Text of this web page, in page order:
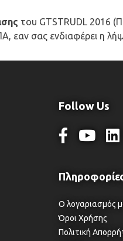
του GTSTRUDL 2016
εαν σας ενδιαφέρει η
Follow Us
Ο λογαριασμός
Όροι Χρήσης
Πολιτική